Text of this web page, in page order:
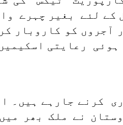
لئے بغیر چہرے
آجروں کو کاروبار
رعایتی
ڈالر کی سرمایہ کاری کرنے
نے ملک بھر